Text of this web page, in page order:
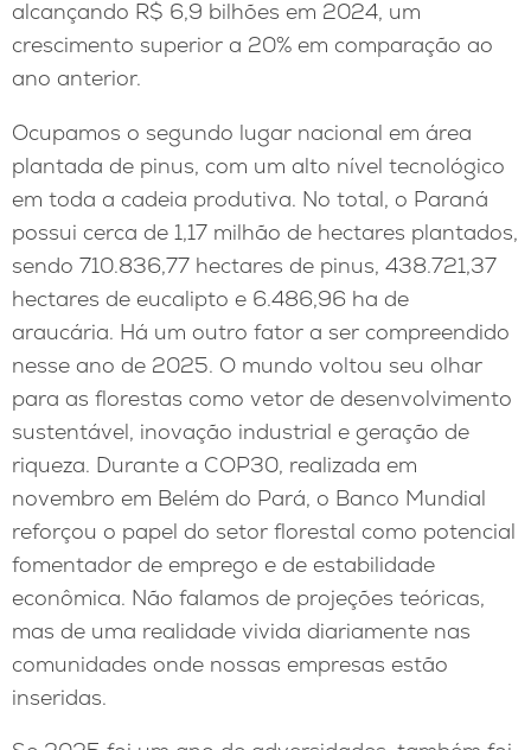
alcançando R$ 6,9 bilhões em 2024, um
crescimento superior a 20% em comparação ao
ano anterior.
Ocupamos o segundo lugar nacional em área
plantada de pinus, com um alto nível tecnológico
em toda a cadeia produtiva. No total, o Paraná
possui cerca de 1,17 milhão de hectares plantados,
sendo 710.836,77 hectares de pinus, 438.721,37
hectares de eucalipto e 6.486,96 ha de
araucária. Há um outro fator a ser compreendido
nesse ano de 2025. O mundo voltou seu olhar
para as florestas como vetor de desenvolvimento
sustentável, inovação industrial e geração de
riqueza. Durante a COP30, realizada em
novembro em Belém do Pará, o Banco Mundial
reforçou o papel do setor florestal como potencial
fomentador de emprego e de estabilidade
econômica. Não falamos de projeções teóricas,
mas de uma realidade vivida diariamente nas
comunidades onde nossas empresas estão
inseridas.